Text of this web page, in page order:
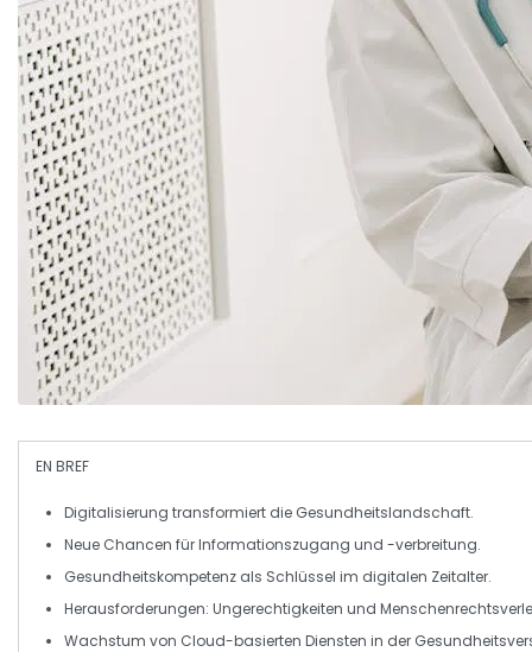
EN BREF
Digitalisierung transformiert die Gesundheitslandschaft.
Neue Chancen für Informationszugang und -verbreitung.
Gesundheitskompetenz als Schlüssel im digitalen Zeitalter.
Herausforderungen: Ungerechtigkeiten und
Wachstum von Cloud-basierten Diensten in der